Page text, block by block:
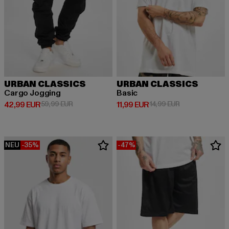
URBAN CLASSICS
Cargo Jogging
42,99 EUR
Derzeitiger Preis: 42,99 EUR
59,99 EURAktionspreis: 59,99 EUR
URBAN CLASSICS
Basic
11,99 EUR
Derzeitiger Preis: 11,99 EUR
14,99 EURAktionspreis:
NEU -35% -47%